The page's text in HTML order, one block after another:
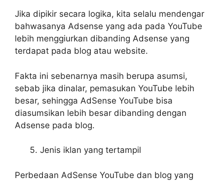
Jika dipikir secara logika, kita selalu mendengar
bahwasanya Adsense yang ada pada YouTube
lebih menggiurkan dibanding Adsense yang
terdapat pada blog atau website.
Fakta ini sebenarnya masih berupa asumsi,
sebab jika dinalar, pemasukan YouTube lebih
besar, sehingga AdSense YouTube bisa
diasumsikan lebih besar dibanding dengan
Adsense pada blog.
Jenis iklan yang tertampil
Perbedaan AdSense YouTube dan blog yang